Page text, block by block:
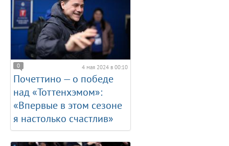
0 4 мая 2024 в 00:10
Почеттино — о победе
над «Тоттенхэмом»:
«Впервые в этом сезоне
я настолько счастлив»